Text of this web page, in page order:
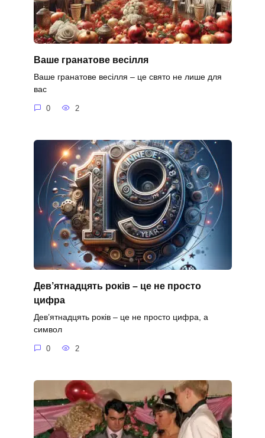
Ваше гранатове весілля
Ваше гранатове весілля – це свято не лише для
вас
0 2
Дев’ятнадцять років – це не просто
цифра
Дев’ятнадцять років – це не просто цифра, а
символ
0 2